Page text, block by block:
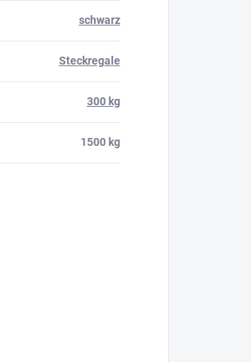
schwarz
Steckregale
300 kg
1500 kg